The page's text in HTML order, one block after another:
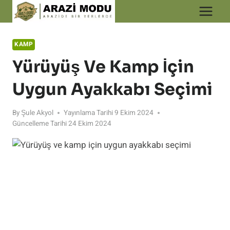
to
KAMP
Yürüyüş Ve Kamp İçin
Uygun Ayakkabı Seçimi
By Şule Akyol Yayınlama Tarihi9 Ekim 2024
Güncelleme Tarihi24 Ekim 2024